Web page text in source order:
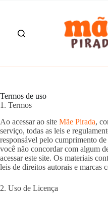
conteúdo
Termos de uso
1. Termos
Ao acessar ao site Mãe Pirada,
serviço, todas as leis e
responsável pelo cumprimento
você não concordar com algum
acessar este site. Os materiais
leis de direitos autorais e marcas
2. Uso de Licença